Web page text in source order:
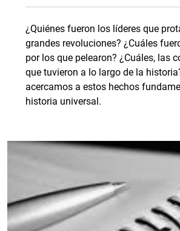
¿Quiénes fueron los líderes que
grandes revoluciones? ¿Cuáles
por los que pelearon? ¿Cuáles, las
que tuvieron a lo largo de la
acercamos a estos hechos
historia universal.